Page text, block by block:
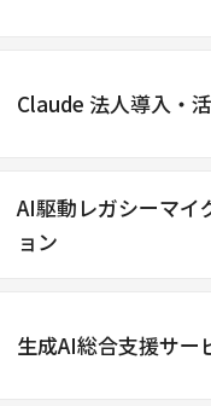
Claude 法人導入・
AI駆動レガシーマイ
ョン
生成AI総合支援サー